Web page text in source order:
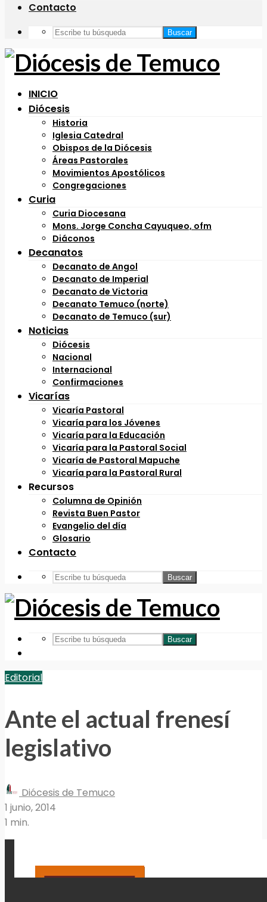
Contacto
Buscar
INICIO
Diócesis
Historia
Iglesia Catedral
Obispos de la Diócesis
Áreas Pastorales
Movimientos Apostólicos
Congregaciones
Curia
Curia Diocesana
Mons. Jorge Concha Cayuqueo, ofm
Diáconos
Decanatos
Decanato de Angol
Decanato de Imperial
Decanato de Victoria
Decanato Temuco (norte)
Decanato de Temuco (sur)
Noticias
Diócesis
Nacional
Internacional
Confirmaciones
Vicarías
Vicaría Pastoral
Vicaría para los Jóvenes
Vicaría para la Educación
Vicaría para la Pastoral Social
Vicaría de Pastoral Mapuche
Vicaría para la Pastoral Rural
Recursos
Columna de Opinión
Revista Buen Pastor
Evangelio del día
Glosario
Contacto
Buscar
Buscar
Editorial
Ante el actual frenesí
legislativo
Diócesis de Temuco
1 junio, 2014
1 min.